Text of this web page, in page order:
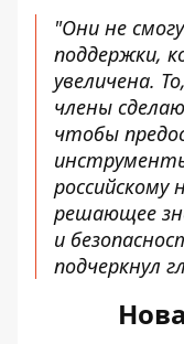
"Они не
поддержки,
увеличена.
члены
чтобы
решающее
и
подчеркнул